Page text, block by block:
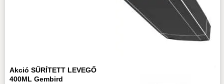
Akció SŰRÍTETT LEVEGŐ
400ML Gembird